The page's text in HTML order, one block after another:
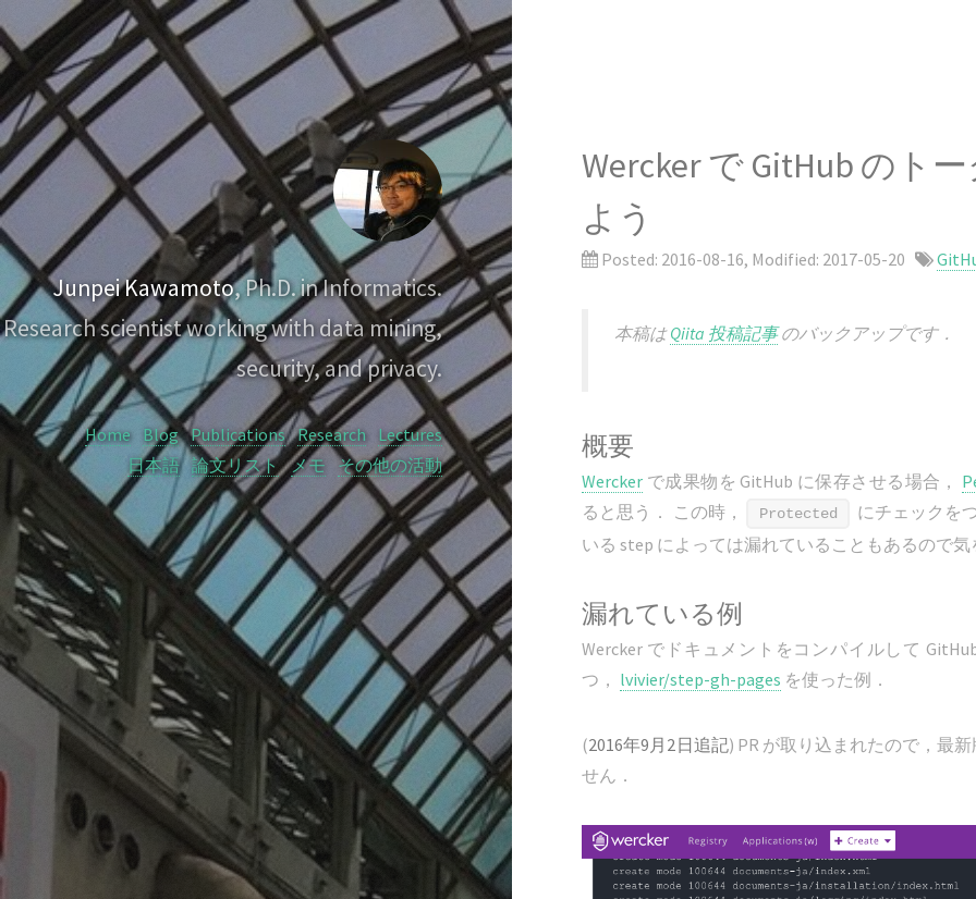
Junpei Kawamoto, Ph.D. in Informatics.
Research scientist working with data mining,
security, and privacy.
Home Blog Publications Research Lectures
日本語 論文リスト メモ その他の活動
Wercker で GitHub のト
よう
Posted: 2016-08-16, Modified: 2017-05-20
本稿はQiita 投稿記事のバックアップです．
概要
Wercker で成果物を GitHub に保存させる場合，
ると思う． この時，
Protected
にチェックを
いる step によっては漏れていることもあるので
漏れている例
Wercker でドキュメントをコンパイルして
つ， lvivier/step-gh-pages を使った例．
(2016年9月2日追記) PR が取り込まれたので，最
せん．